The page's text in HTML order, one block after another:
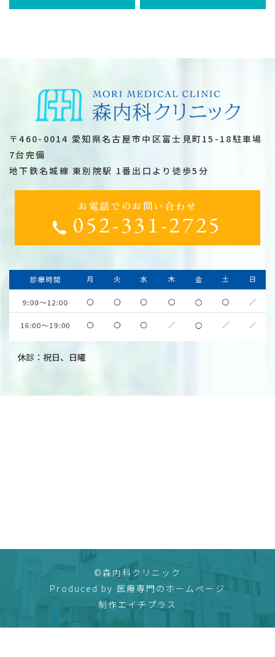
〒460-0014 愛知県名古屋市中区富士見町15-18駐車場
7台完備
地下鉄名城線 東別院駅 1番出口より徒歩5分
お電話でのお問い合わせ
052-331-2725
休診：祝日、日曜
©森内科クリニック
Produced by 医療専門のホームページ
制作エイチプラス